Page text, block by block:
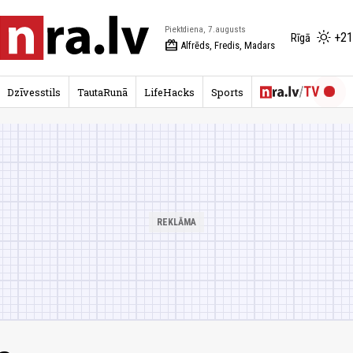
Piektdiena, 7.augusts
redeem Alfrēds, Fredis, Madars
Rīgā
Dzīvesstils TautaRunā LifeHacks Sports